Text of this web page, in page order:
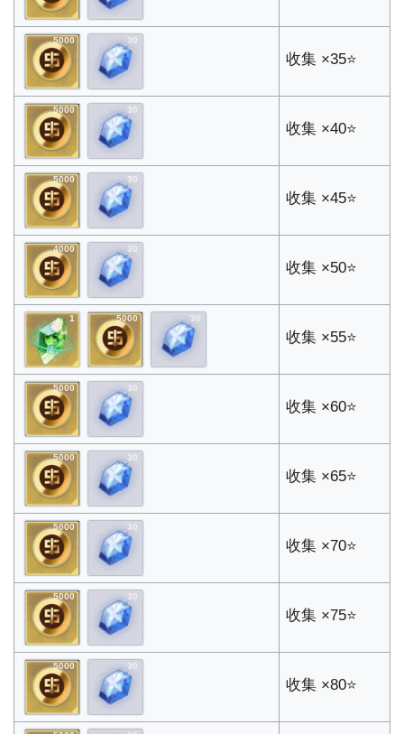
5000 30
收集 ×35⭐
5000 30
收集 ×40⭐
5000 30
收集 ×45⭐
4000 30
收集 ×50⭐
1 5000 30
收集 ×55⭐
5000 30
收集 ×60⭐
5000 30
收集 ×65⭐
5000 30
收集 ×70⭐
5000 30
收集 ×75⭐
5000 30
收集 ×80⭐